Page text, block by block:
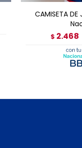
CAMISETA DE
$ 2.468